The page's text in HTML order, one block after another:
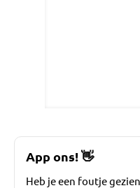
App ons! 👋
Heb je een foutje